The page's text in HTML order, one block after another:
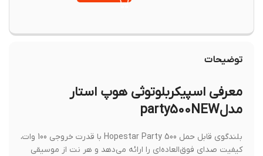
توضیحات
معرفی اسپیکربلوتوثی هوپ استار
مدلparty500NEW
بلندگوی قابل حمل Hopestar Party 500 با قدرت خروجی 100 وات،
کیفیت صدای فوق‌العاده‌ای را ارائه می‌دهد و هر نت از موسیقی